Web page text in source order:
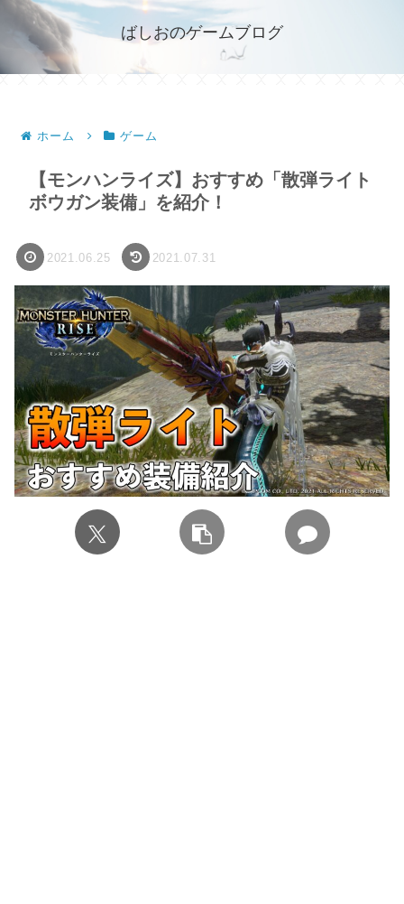
ばしおのゲームブログ
ホーム ゲーム
【モンハンライズ】おすすめ「散弾ライト
ボウガン装備」を紹介！
2021.06.25 2021.07.31